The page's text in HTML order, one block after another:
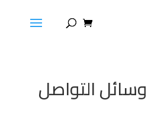
التواصل